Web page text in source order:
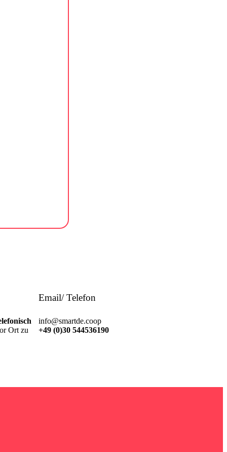
Ort zu
Email/ Telefon
info@smartde.coop
+49 (0)30 544536190